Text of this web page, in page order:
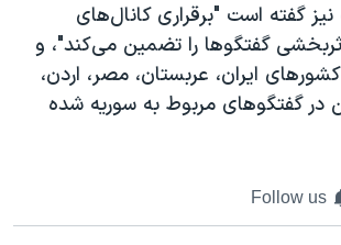
آمریکا «سی‌پک»
به چین
گفته است "برقراری کانال‌های
گفتگوها را تضمین می‌کند"، و
ایران، عربستان، مصر، اردن،
در گفتگوهای مربوط به سوریه شده
Follow us